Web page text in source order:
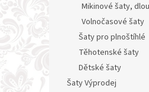
Mikinové šaty,
Volnočasové šaty
Šaty pro plnoštíhlé
Těhotenské šaty
Dětské šaty
Šaty Výprodej